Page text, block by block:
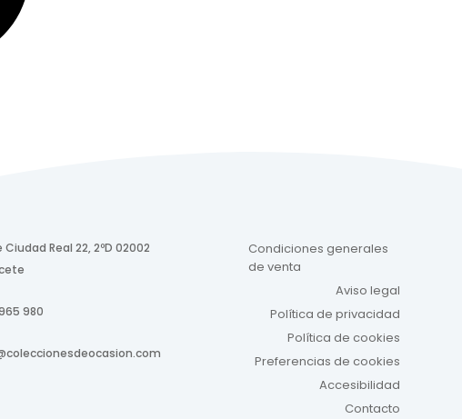
Ciudad Real 22, 2ºD 02002
980
Condiciones generales
de venta
Aviso legal
Política de privacidad
Política de cookies
Preferencias de cookies
Accesibilidad
Contacto